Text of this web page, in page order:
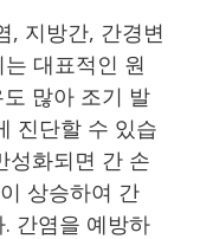
, 지방간, 간경변
대표적인 원
많아 조기 발
진단할 수 있습
성화되면 간 손
상승하여 간
간염을 예방하